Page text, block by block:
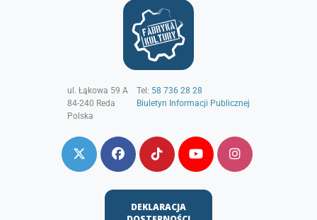
ul. Łąkowa 59 A
84-240 Reda
Polska
Tel: 58 736 28 28
Biuletyn Informacji Publicznej
DEKLARACJA